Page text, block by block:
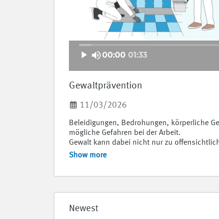
00:00 01:33
Gewaltprävention
11/03/2026
Beleidigungen, Bedrohungen, körperliche
mögliche Gefahren bei der Arbeit.
Gewalt kann dabei nicht nur zu
hat auch unterschiedliche psychische
Beschäftigten zu fördern? Ein kurzes Video
Show more
Newest